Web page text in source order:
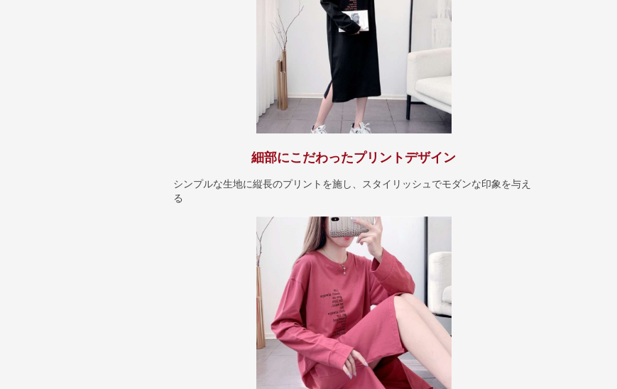
細部にこだわったプリントデザイン
シンプルな生地に縦長のプリントを施し、スタイリッシュでモダンな印象を与え
る